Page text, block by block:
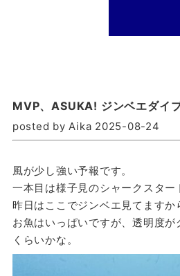
MVP、ASUKA! ジンベエダイ
posted by Aika 2025-08-24
風が少し強い予報です。
一本目は様子見のシャークスター
昨日はここでジンベエ見てますか
お魚はいっぱいですが、透明度が
くらいかな。